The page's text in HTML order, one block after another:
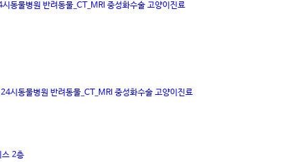
시동물병원 반려동물_CT_MRI 중성화수술 고양이진료
24시동물병원 반려동물_CT_MRI 중성화수술 고양이진료
스 2층